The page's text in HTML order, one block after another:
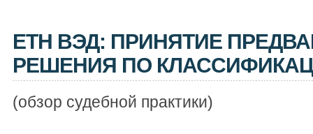
ЕТН ВЭД: ПРИНЯТИЕ
РЕШЕНИЯ ПО
(обзор судебной практики)